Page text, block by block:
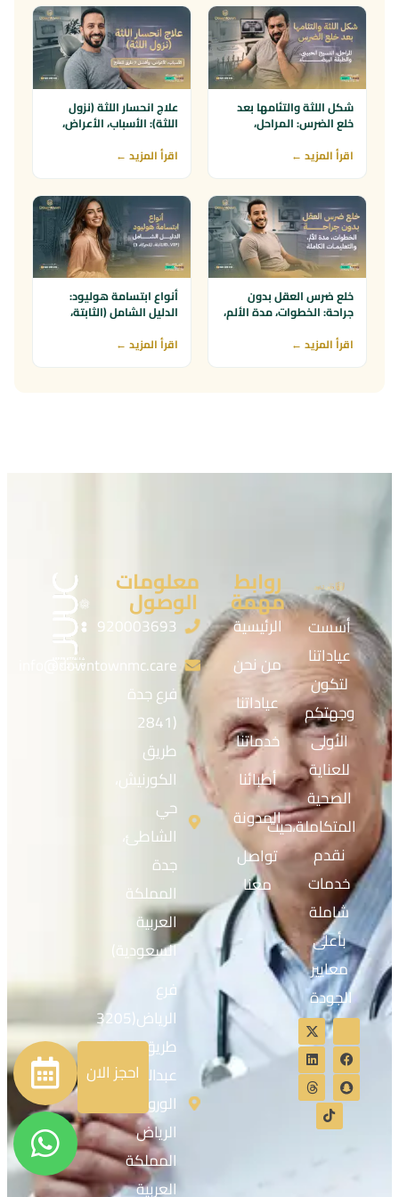
شكل اللثة والتئامها بعد
خلع الضرس: المراحل،
البيضاء
اقرأ المزيد ←
علاج انحسار اللثة (نزول
اللثة): الأسباب، الأعراض،
اقرأ المزيد ←
خلع ضرس العقل بدون
جراحة: الخطوات، مدة الألم،
اقرأ المزيد ←
أنواع ابتسامة هوليود:
الدليل الشامل (الثابتة،
اقرأ المزيد ←
أسست
عياداتنا
لتكون
وجهتكم
الأولى
للعناية
الصحية
المتكاملة،حيث
نقدم
خدمات
شاملة
بأعلى
معايير
الجودة
روابط
مهمة
الرئيسية
من نحن
عياداتنا
خدماتنا
أطبائنا
المدونة
تواصل
معنا
معلومات
الوصول
920003693
info@downtownmc.care
فرع جدة
(2841
طريق
الكورنيش،
حي
الشاطئ،
جدة
المملكة
العربية
السعودية)
فرع
الرياض(3205
طريق الملك
عبدالله، حي
الورود،
الرياض
المملكة
العربية
احجز الان